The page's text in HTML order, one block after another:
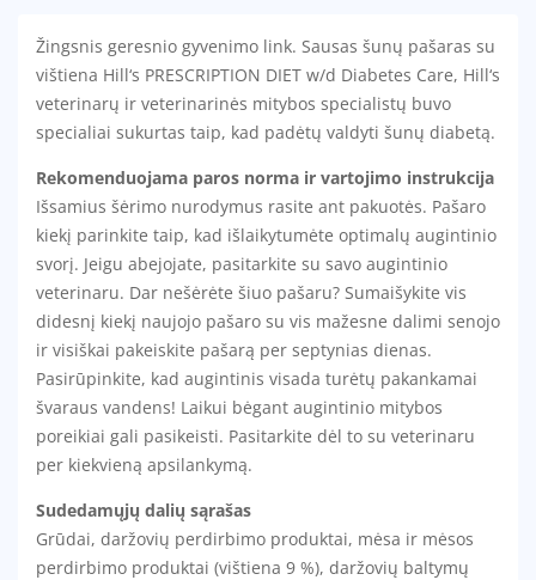
Žingsnis geresnio gyvenimo link. Sausas šunų pašaras su
vištiena Hill‘s PRESCRIPTION DIET w/d Diabetes Care, Hill‘s
veterinarų ir veterinarinės mitybos specialistų buvo
specialiai sukurtas taip, kad padėtų valdyti šunų diabetą.
Rekomenduojama paros norma ir vartojimo instrukcija
Išsamius šėrimo nurodymus rasite ant pakuotės. Pašaro
kiekį parinkite taip, kad išlaikytumėte optimalų augintinio
svorį. Jeigu abejojate, pasitarkite su savo augintinio
veterinaru. Dar nešėrėte šiuo pašaru? Sumaišykite vis
didesnį kiekį naujojo pašaro su vis mažesne dalimi senojo
ir visiškai pakeiskite pašarą per septynias dienas.
Pasirūpinkite, kad augintinis visada turėtų pakankamai
švaraus vandens! Laikui bėgant augintinio mitybos
poreikiai gali pasikeisti. Pasitarkite dėl to su veterinaru
per kiekvieną apsilankymą.
Sudedamųjų dalių sąrašas
Grūdai, daržovių perdirbimo produktai, mėsa ir mėsos
perdirbimo produktai (vištiena 9 %), daržovių baltymų